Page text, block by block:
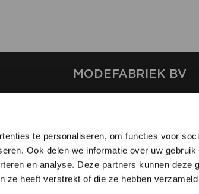
te personaliseren, om functies voor
Ook delen we informatie over uw
en analyse. Deze partners kunnen deze
ze heeft verstrekt of die ze hebben
MODEFABRIEK BV
SHIFT